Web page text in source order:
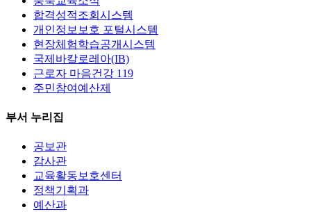
합격성적조회시스템
개인정보보호 포털시스템
현장체험학습공개시스템
국제바칼로레아(IB)
근로자 마음건강 119
주민참여예산제
부서 누리집
공보관
감사관
교육활동보호센터
정책기획과
예산과